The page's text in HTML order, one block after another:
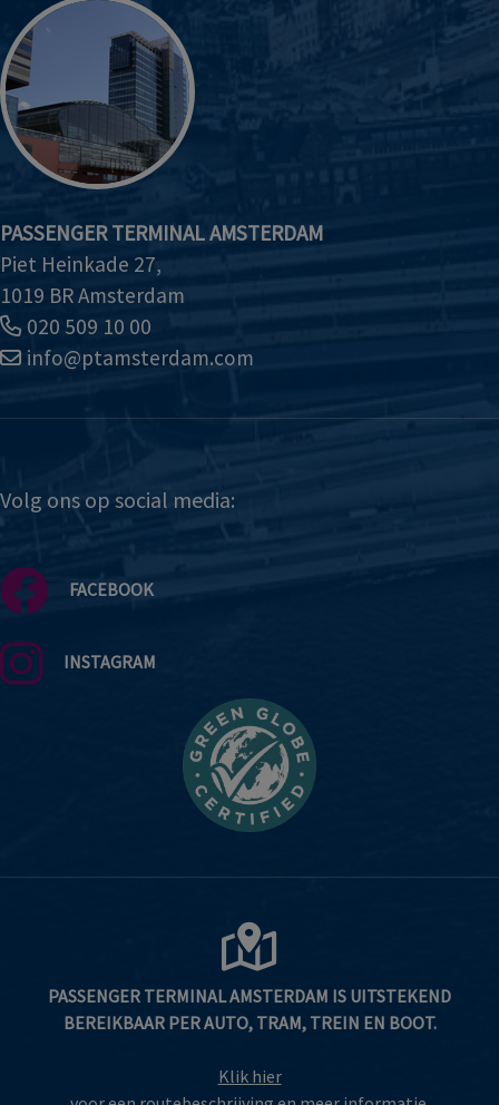
PASSENGER TERMINAL AMSTERDAM
Piet Heinkade 27,
1019 BR Amsterdam
020 509 10 00
info@ptamsterdam.com
Volg ons op social media:
FACEBOOK
INSTAGRAM
PASSENGER TERMINAL AMSTERDAM IS UITSTEKEND
BEREIKBAAR PER AUTO, TRAM, TREIN EN BOOT.
Klik hier